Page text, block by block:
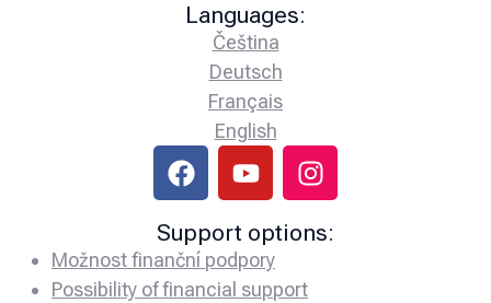
Languages:
Čeština
Deutsch
Français
English
Support options:
Možnost finanční podpory
Possibility of financial support